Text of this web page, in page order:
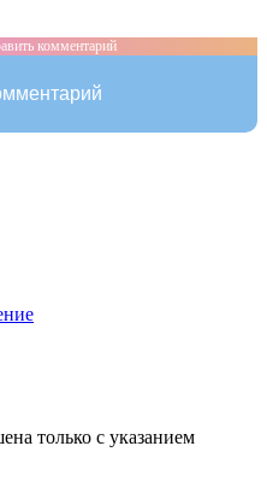
комментарий
только с указанием